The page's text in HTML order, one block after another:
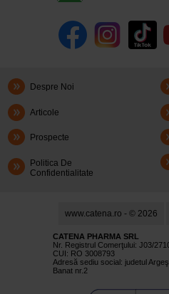
Despre Noi
Articole
Prospecte
Politica De
Confidentialitate
www.catena.ro - © 2026
CATENA PHARMA SRL
Nr. Registrul Comerţului: J03/
CUI: RO 3008793
Adresă sediu social: judetul
Banat nr.2